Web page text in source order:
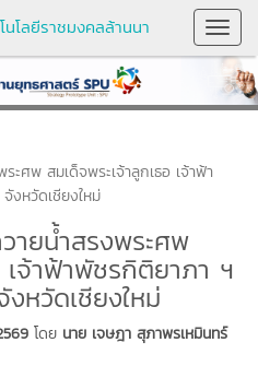
โลยีราชมงคลล้านนา
ะศพ สมเด็จพระเจ้าลูกเธอ เจ้าฟ้า
งหวัดเชียงใหม่
ายน้ำสรงพระศพ
เจ้าฟ้าพัชรกิติยาภา ฯ
หวัดเชียงใหม่
โดย นาย เจษฎา สุภาพรเหมินทร์